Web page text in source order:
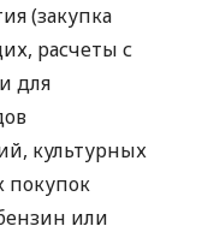
(закупка
расчеты с
для
культурных
покупок
или